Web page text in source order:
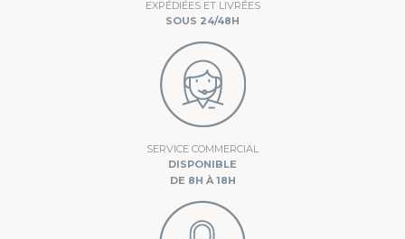
EXPÉDIÉES ET LIVRÉES
SOUS 24/48H
SERVICE COMMERCIAL
DISPONIBLE
DE 8H À 18H